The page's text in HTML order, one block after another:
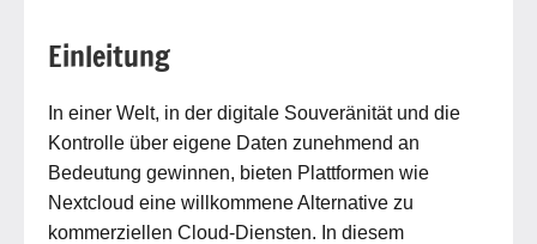
Einleitung
In einer Welt, in der digitale Souveränität und die
Kontrolle über eigene Daten zunehmend an
Bedeutung gewinnen, bieten Plattformen wie
Nextcloud eine willkommene Alternative zu
kommerziellen Cloud-Diensten. In diesem